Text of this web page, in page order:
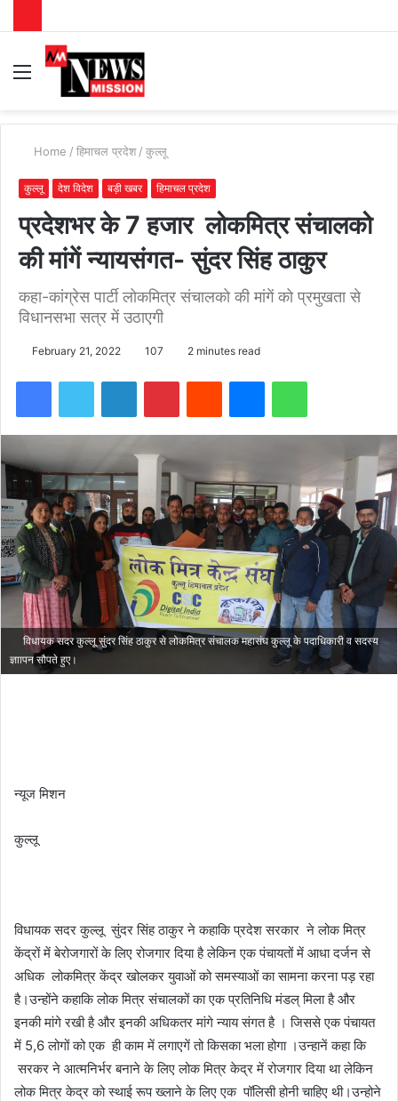
Menu
Home / हिमाचल प्रदेश / कुल्लू
कुल्लू देश विदेश बड़ी खबर हिमाचल प्रदेश
प्रदेशभर के 7 हजार लोकमित्र संचालको
की मांगें न्यायसंगत- सुंदर सिंह ठाकुर
कहा-कांग्रेस पार्टी लोकमित्र संचालको की मांगें को प्रमुखता से
विधानसभा सत्र में उठाएगी
February 21, 2022 107 2 minutes read
विधायक सदर कुल्लू सुंदर सिंह ठाकुर से लोकमित्र संचालक महासंघ कुल्लू के पदाधिकारी व सदस्य
ज्ञाापन सौपते हुए।
न्यूज मिशन
कुल्लू
विधायक सदर कुल्लू सुंदर सिंह ठाकुर ने कहाकि प्रदेश सरकार ने लोक मित्र
केंद्रों में बेरोजगारों के लिए रोजगार दिया है लेकिन एक पंचायतों में आधा दर्जन से
अधिक लोकमित्र केंद्र खोलकर युवाओं को समस्याओं का सामना करना पड़ रहा
है।उन्होंने कहाकि लोक मित्र संचालकों का एक प्रतिनिधि मंडल् मिला है और
इनकी मांगे रखी है और इनकी अधिकतर मांगे न्याय संगत है । जिससे एक पंचायत
में 5,6 लोगों को एक ही काम में लगाएगें तो किसका भला होगा ।उन्हानें कहा कि
सरकर ने आत्मनिर्भर बनाने के लिए लोक मित्र केद्र में रोजगार दिया था लेकिन
लोक मित्र केद्र को स्थाई रूप ख्लाने के लिए एक पॉलिसी होनी चाहिए थी।उन्होने